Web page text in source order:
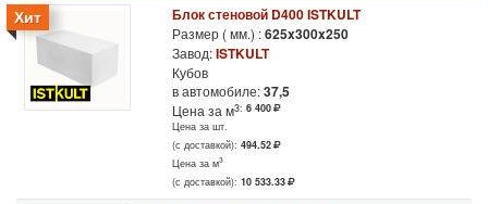
Хит Блок стеновой D400 ISTKULT
Размер ( мм.) :625x300x250
Завод:ISTKULT
Кубов
в автомобиле:37,5
Цена за м3: 6 400
Цена за шт.
(с доставкой): 494.52
Цена за м3
(с доставкой): 10 533.33